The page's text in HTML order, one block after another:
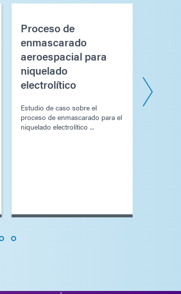
Proceso de
enmascarado
aeroespacial para
niquelado
electrolítico
Estudio de caso sobre el
proceso de enmascarado para el
niquelado electrolítico ...